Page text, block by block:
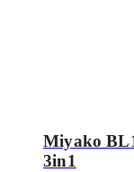
Miyako
3in1